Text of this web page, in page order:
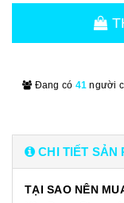
Đang có 41 người
CHI TIẾT SẢN
TẠI SAO NÊN